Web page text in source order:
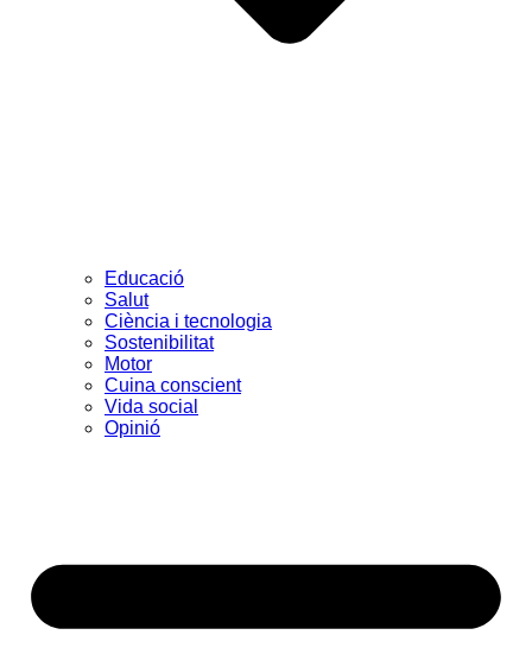
Educació
Salut
Ciència i tecnologia
Sostenibilitat
Motor
Cuina conscient
Vida social
Opinió